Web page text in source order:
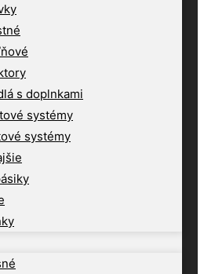
s doplnkami
systémy
systémy